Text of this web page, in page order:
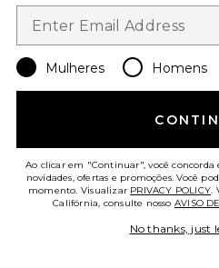
I.AM.GIA
$105
Mulheres Homens
Ao clicar em "Continuar", você
novidades, ofertas e promoções. Você
momento. Visualizar PRIVACY POLICY.
Califórnia, consulte nosso AVISO
No thanks, just